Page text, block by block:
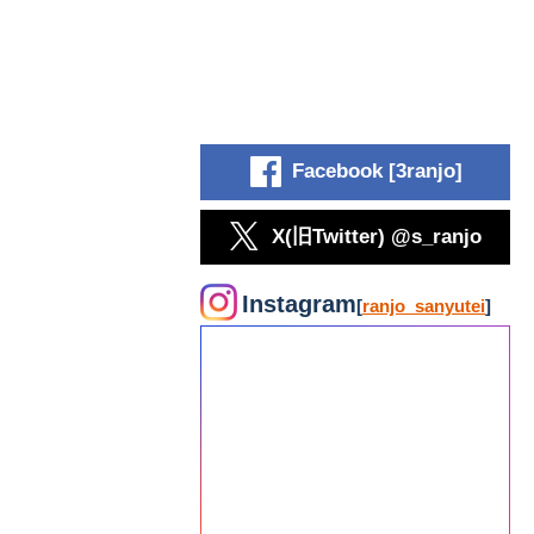
Facebook [3ranjo]
X(旧Twitter) @s_ranjo
Instagram[ranjo_sanyutei]